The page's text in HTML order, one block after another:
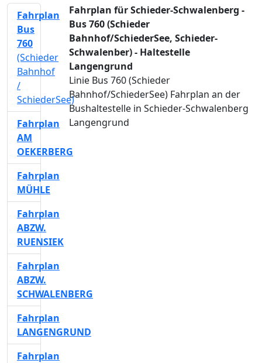
Fahrplan für Schieder-Schwalenberg -
Bus 760 (Schieder
Bahnhof/SchiederSee, Schieder-
Schwalenber) - Haltestelle
Langengrund
Linie Bus 760 (Schieder
Bahnhof/SchiederSee) Fahrplan an der
Bushaltestelle in Schieder-Schwalenberg
Langengrund
Fahrplan
Bus
760
(Schieder
Bahnhof
/
SchiederSee)
Fahrplan
AM
OEKERBERG
Fahrplan
MÜHLE
Fahrplan
ABZW.
RUENSIEK
Fahrplan
ABZW.
SCHWALENBERG
Fahrplan
LANGENGRUND
Fahrplan